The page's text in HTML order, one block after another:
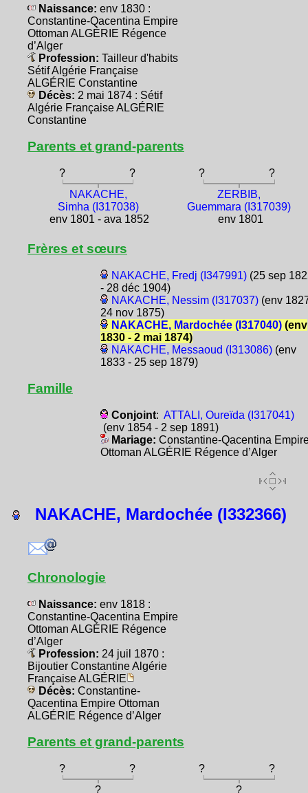
Naissance: env 1830 :
Constantine-Qacentina Empire
Ottoman ALGÉRIE Régence
d’Alger
Profession: Tailleur d'habits
Sétif Algérie Française
ALGÉRIE Constantine
Décès: 2 mai 1874 : Sétif
Algérie Française ALGÉRIE
Constantine
Parents et grand-parents
? ? ?
?
NAKACHE,
Simha (I317038)
env 1801 - ava 1852
ZERBIB,
Guemmara (I317039)
env 1801
Frères et sœurs
NAKACHE, Fredj (I347991)(25 sep
- 28 déc 1904)
NAKACHE, Nessim (I317037)(env
24 nov 1875)
NAKACHE, Mardochée (I317040)(env
1830 - 2 mai 1874)
NAKACHE, Messaoud (I313086)(env
1833 - 25 sep 1879)
Famille
Conjoint: ATTALI, Oureïda (I317041)
(env 1854 - 2 sep 1891)
Mariage: Constantine-Qacentina
Ottoman ALGÉRIE Régence d’Alger
NAKACHE, Mardochée (I332366)
Chronologie
Naissance: env 1818 :
Constantine-Qacentina Empire
Ottoman ALGÉRIE Régence
d’Alger
Profession: 24 juil 1870 :
Bijoutier Constantine Algérie
Française ALGÉRIE
Décès: Constantine-
Qacentina Empire Ottoman
ALGÉRIE Régence d’Alger
Parents et grand-parents
? ? ?
?
?
?